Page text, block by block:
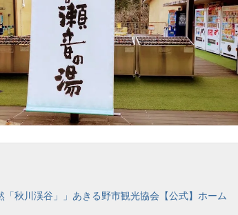
秋川渓谷」」あきる野市観光協会【公式】ホーム